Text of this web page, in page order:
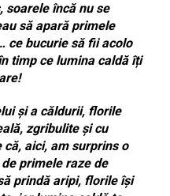
soarele încă nu se
să apară primele
ce bucurie să fii acolo
timp ce lumina caldă îți
și a căldurii, florile
zgribulite și cu
aici, am surprins o
primele raze de
prindă aripi, florile își